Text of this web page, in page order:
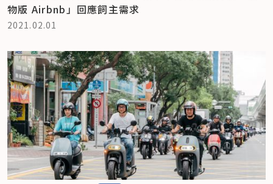
物版 Airbnb」回應飼主需求
2021.02.01